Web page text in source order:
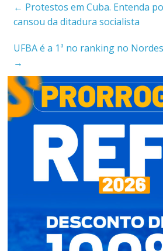
← Protestos em Cuba. Entenda
cansou da ditadura socialista
UFBA é a 1ª no ranking no
→